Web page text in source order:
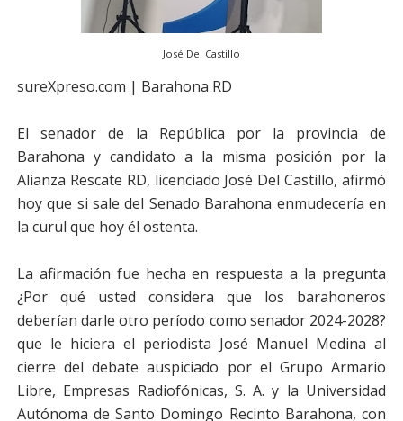
José Del Castillo
sureXpreso.com | Barahona RD
El senador de la República por la provincia de
Barahona y candidato a la misma posición por la
Alianza Rescate RD, licenciado José Del Castillo, afirmó
hoy que si sale del Senado Barahona enmudecería en
la curul que hoy él ostenta.
La afirmación fue hecha en respuesta a la pregunta
¿Por qué usted considera que los barahoneros
deberían darle otro período como senador 2024-2028?
que le hiciera el periodista José Manuel Medina al
cierre del debate auspiciado por el Grupo Armario
Libre, Empresas Radiofónicas, S. A. y la Universidad
Autónoma de Santo Domingo Recinto Barahona, con